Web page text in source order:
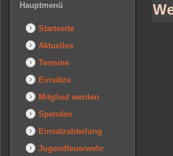
Hauptmenü
Startseite
Aktuelles
Termine
Einsätze
Mitglied werden
Spenden
Einsatzabteilung
Jugendfeuerwehr